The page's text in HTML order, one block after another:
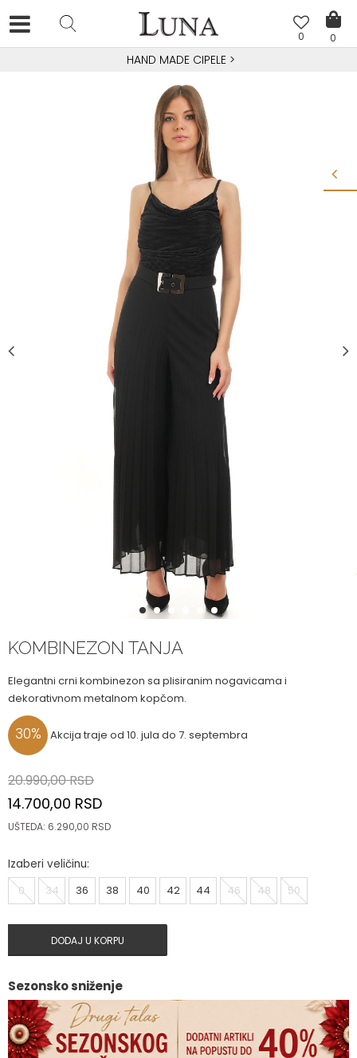
0
0
HAND MADE CIPELE >
1 2 5 6
KOMBINEZON TANJA
Elegantni crni kombinezon sa plisiranim nogavicama i
dekorativnom metalnom kopčom.
30% Akcija traje od 10. jula do 7. septembra
20.990,00RSD
14.700,00 RSD
UŠTEDA: 6.290,00 RSD
Izaberi veličinu:
0
34 36 38 40 42 44 46 48 50
DODAJ U KORPU
Sezonsko sniženje